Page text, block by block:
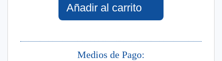
De
20
Alóe
Añadir al carrito
Medios de Pago: